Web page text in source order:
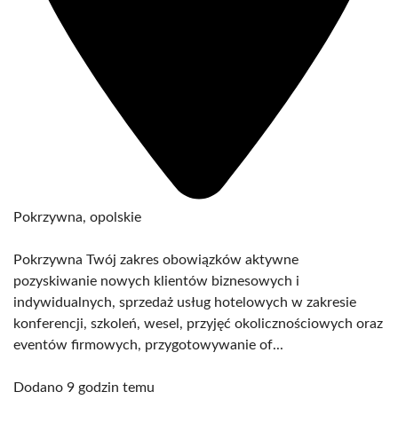
Pokrzywna, opolskie
Pokrzywna Twój zakres obowiązków aktywne
pozyskiwanie nowych klientów biznesowych i
indywidualnych, sprzedaż usług hotelowych w zakresie
konferencji, szkoleń, wesel, przyjęć okolicznościowych oraz
eventów firmowych, przygotowywanie of...
Dodano 9 godzin temu